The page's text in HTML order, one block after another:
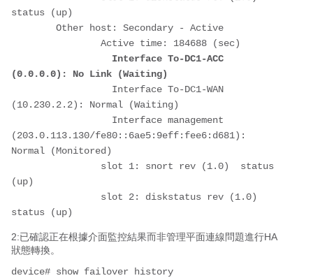
status (up)
Interface To-DC1-ACC
(0.0.0.0): No Link (Waiting)
(10.230.2.2): Normal (Waiting)
(203.0.113.130/fe80::6ae5:9eff:fee6:d681):
Normal (Monitored)
(up)
status (up)
2:已確認正在根據介面監控結果而非管理平面連線問題進行HA
狀態轉換。
device# show failover history